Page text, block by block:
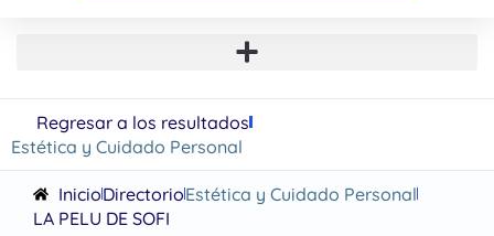
Regresar a los resultados
Estética y Cuidado Personal
InicioDirectorioEstética y Cuidado Personal
LA PELU DE SOFI